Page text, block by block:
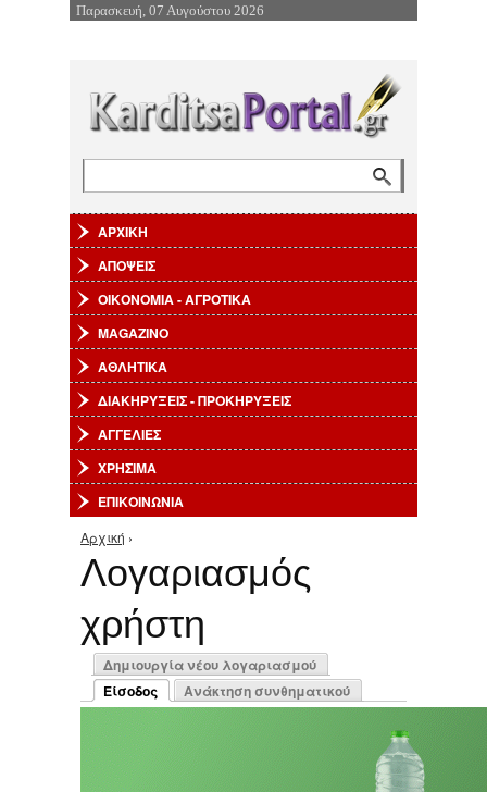
Επιστροφή στην Πλοήγηση
Παρασκευή, 07 Αυγούστου 2026
ΑΡΧΙΚΗ
ΑΠΟΨΕΙΣ
ΟΙΚΟΝΟΜΙΑ - ΑΓΡΟΤΙΚΑ
MAGAZINO
ΑΘΛΗΤΙΚΑ
ΔΙΑΚΗΡΥΞΕΙΣ - ΠΡΟΚΗΡΥΞΕΙΣ
ΑΓΓΕΛΙΕΣ
ΧΡΗΣΙΜΑ
ΕΠΙΚΟΙΝΩΝΙΑ
Είστε εδώ
Αρχική ›
Λογαριασμός
χρήστη
Πρωτεύουσες καρτέλες
Δημιουργία νέου λογαριασμού
Είσοδος
(ενεργή καρτέλα)
Ανάκτηση συνθηματικού